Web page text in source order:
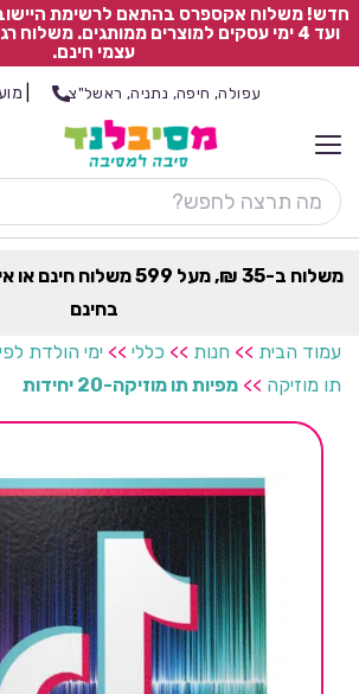
ועד 4 ימי עסקים למוצרים ממותגים. משלוח
עצמי חינם.
עפולה, חיפה, נתניה, ראשל"צ
משלוח ב-35 ₪, מעל 599
בחינם
עמוד הבית >> חנות >> כללי >> ימי הולדת
תו מוזיקה >> מפיות תו מוזיקה-20 יחידות